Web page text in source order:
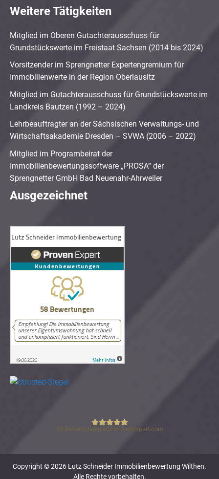
Weitere Tätigkeiten
Mitglied im Oberen Gutachterausschuss für
Grundstückswerte im Freistaat Sachsen (2014 bis 2024)
Vorsitzender im Sprengnetter Expertengremium für
Immobilienwerte in der Region Oberlausitz
Mitglied im Gutachterausschuss für Grundstückswerte im
Landkreis Bautzen (1992 – 2024)
Lehrbeauftragter an der Sächsischen Verwaltungs- und
Wirtschaftsakademie Dresden – SVWA (2006 – 2022)
Mitglied im Programbeirat der
Immobilienbewertungssoftware „PROSA“ der
Sprengnetter GmbH Bad Neuenahr-Ahrweiler
Ausgezeichnet
Lutz Schneider Immobilienbewertung
58 Bewertungen auf ProvenExpert.com
Copyright © 2026 Lutz Schneider Immobilienbewertung Wilthen.
Alle Rechte vorbehalten.